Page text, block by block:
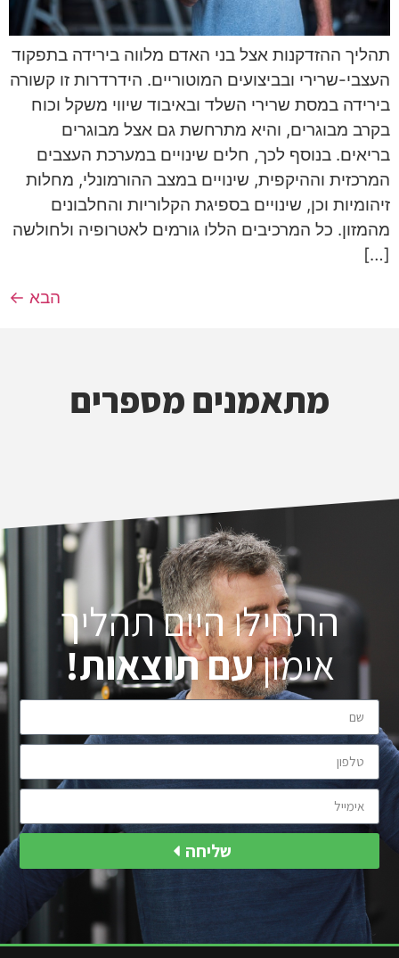
תהליך ההזדקנות אצל בני האדם מלווה בירידה בתפקוד
העצבי-שרירי ובביצועים המוטוריים. הידרדרות זו קשורה
בירידה במסת שרירי השלד ובאיבוד שיווי משקל וכוח
בקרב מבוגרים, והיא מתרחשת גם אצל מבוגרים
בריאים. בנוסף לכך, חלים שינויים במערכת העצבים
המרכזית וההיקפית, שינויים במצב ההורמונלי, מחלות
זיהומיות וכן, שינויים בספיגת הקלוריות והחלבונים
מהמזון. כל המרכיבים הללו גורמים לאטרופיה ולחולשה
[…]
הבא ←
מתאמנים מספרים
התחילו היום תהליך
אימוןעם תוצאות!
שליחה